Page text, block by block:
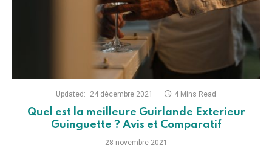
Updated: 24 décembre 2021 4 Mins Read
Quel est la meilleure Guirlande Exterieur
Guinguette ? Avis et Comparatif
28 novembre 2021